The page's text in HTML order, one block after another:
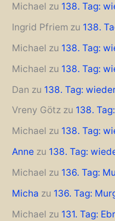
Michael zu 138. Tag:
Ingrid Pfriem zu 138.
Michael zu 138. Tag:
Michael zu 138. Tag:
Dan zu 138. Tag:
Vreny Götz zu 138.
Michael zu 138. Tag:
Anne zu 138. Tag:
Michael zu 136. Tag:
Micha zu 136. Tag:
Michael zu 131. Tag: